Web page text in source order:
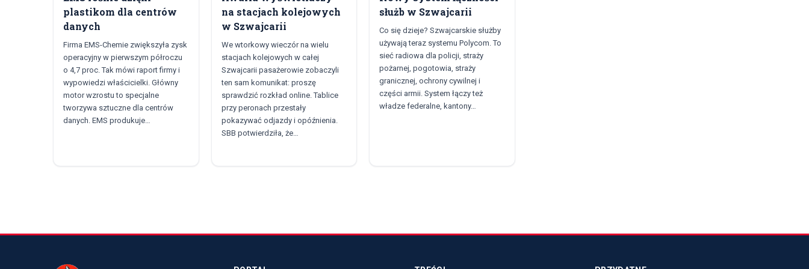
plastikom dla centrów
danych
Firma EMS-Chemie zwiększyła zysk
operacyjny w pierwszym półroczu
o 4,7 proc. Tak mówi raport firmy i
wypowiedzi właścicielki. Główny
motor wzrostu to specjalne
tworzywa sztuczne dla centrów
danych. EMS produkuje…
na stacjach kolejowych
w Szwajcarii
We wtorkowy wieczór na wielu
stacjach kolejowych w całej
Szwajcarii pasażerowie zobaczyli
ten sam komunikat: proszę
sprawdzić rozkład online. Tablice
przy peronach przestały
pokazywać odjazdy i opóźnienia.
SBB potwierdziła, że…
służb w Szwajcarii
Co się dzieje? Szwajcarskie służby
używają teraz systemu Polycom. To
sieć radiowa dla policji, straży
pożarnej, pogotowia, straży
granicznej, ochrony cywilnej i
części armii. System łączy też
władze federalne, kantony…